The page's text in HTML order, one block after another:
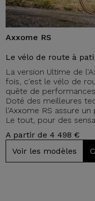
Axxome RS
Le vélo de route à
La version Ultime de
fois, c'est le vélo de
quête de
Doté des meilleures
l'Axxome RS assure
Le tout, pour des
A partir de 4 498 €
Voir les modèles